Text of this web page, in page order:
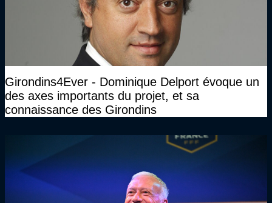
Girondins4Ever - Dominique Delport évoque un
des axes importants du projet, et sa
connaissance des Girondins